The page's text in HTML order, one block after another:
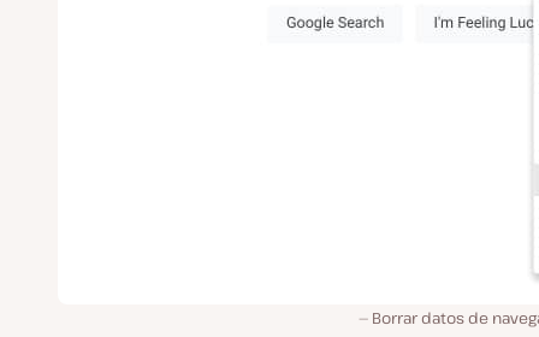
Borrar datos de